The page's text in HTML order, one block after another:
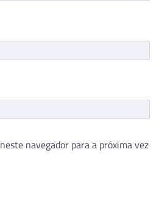
navegador para a próxima vez